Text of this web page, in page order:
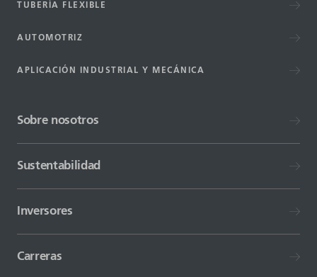
TUBERÍA FLEXIBLE
AUTOMOTRIZ
APLICACIÓN INDUSTRIAL Y MECÁNICA
Sobre nosotros
Sustentabilidad
Inversores
Carreras